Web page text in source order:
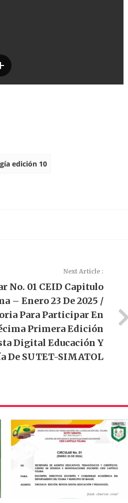
edición 10
Next Article :
No. 01 CEID Capitulo
– Enero 23 De 2025 /
Para Participar En
Primera Edición
Digital Educación Y
De SUTET-SIMATOL